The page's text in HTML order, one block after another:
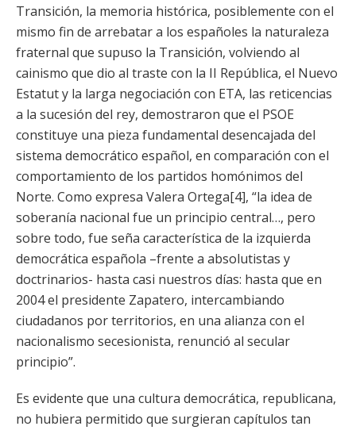
Transición, la memoria histórica, posiblemente con el
mismo fin de arrebatar a los españoles la naturaleza
fraternal que supuso la Transición, volviendo al
cainismo que dio al traste con la II República, el Nuevo
Estatut y la larga negociación con ETA, las reticencias
a la sucesión del rey, demostraron que el PSOE
constituye una pieza fundamental desencajada del
sistema democrático español, en comparación con el
comportamiento de los partidos homónimos del
Norte. Como expresa Valera Ortega[4], “la idea de
soberanía nacional fue un principio central…, pero
sobre todo, fue seña característica de la izquierda
democrática española –frente a absolutistas y
doctrinarios- hasta casi nuestros días: hasta que en
2004 el presidente Zapatero, intercambiando
ciudadanos por territorios, en una alianza con el
nacionalismo secesionista, renunció al secular
principio”.
Es evidente que una cultura democrática, republicana,
no hubiera permitido que surgieran capítulos tan